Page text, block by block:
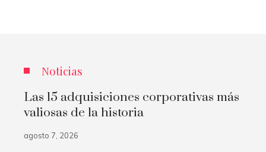
Noticias
Las 15 adquisiciones corporativas más
valiosas de la historia
agosto 7, 2026